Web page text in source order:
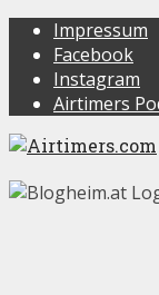
Impressum
Facebook
Instagram
Airtimers